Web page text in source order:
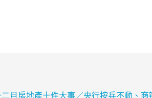
二月房地產十件大事／央行按兵不動、